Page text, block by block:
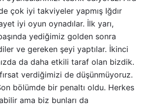
çok iyi takviyeler yapmış Iğdır
iyi oyun oynadılar. İlk yarı,
yediğimiz golden sonra
ve gereken şeyi yaptılar. İkinci
da daha etkili taraf olan bizdik.
verdiğimizi de düşünmüyoruz.
bölümde bir penaltı oldu. Herkes
ama biz bunları da